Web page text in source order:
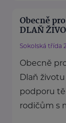
Obecně
DLAŇ
Sokolská třída
Obecně
Dlaň
podporu
rodičům s